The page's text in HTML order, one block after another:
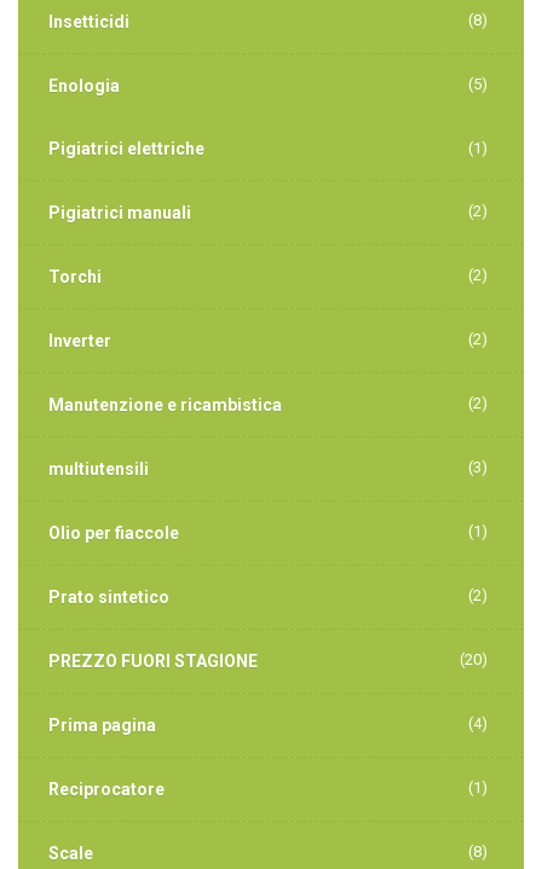
Insetticidi (8)
Enologia (5)
Pigiatrici elettriche (1)
Pigiatrici manuali (2)
Torchi (2)
Inverter (2)
Manutenzione e ricambistica (2)
multiutensili (3)
Olio per fiaccole (1)
Prato sintetico (2)
PREZZO FUORI STAGIONE (20)
Prima pagina (4)
Reciprocatore (1)
Scale (8)